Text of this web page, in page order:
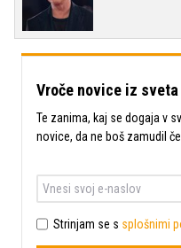
Vroče novice iz
Te zanima, kaj se dogaja v
novice, da ne boš zamudil
Strinjam se s splošnimi